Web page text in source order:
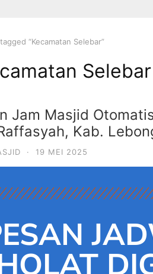
“Kecamatan Selebar”
Selebar
Jam Masjid
Kab.
· 19 MEI 2025